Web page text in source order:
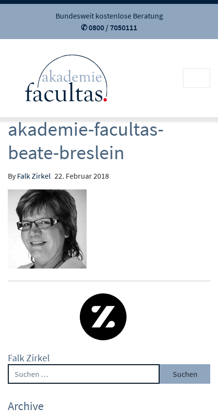
Bundesweit kostenlose Beratung
✆ 0800 / 7050111
akademie-facultas-
beate-breslein
ByFalk Zirkel 22. Februar 2018
Falk Zirkel
Suche nach:
Archive